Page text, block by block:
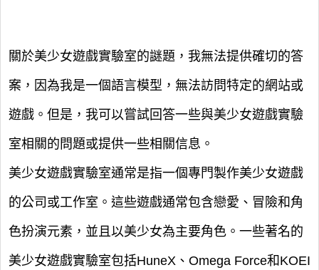
關於美少女遊戲實驗室的謎題，我無法提供確切的答
案，因為我是一個語言模型，無法訪問特定的網站或
遊戲。但是，我可以嘗試回答一些與美少女遊戲實驗
室相關的問題或提供一些相關信息。
美少女遊戲實驗室通常是指一個專門製作美少女遊戲
的公司或工作室。這些遊戲通常包含戀愛、冒險和角
色扮演元素，並且以美少女為主要角色。一些著名的
美少女遊戲實驗室包括HuneX、Omega Force和KOEI